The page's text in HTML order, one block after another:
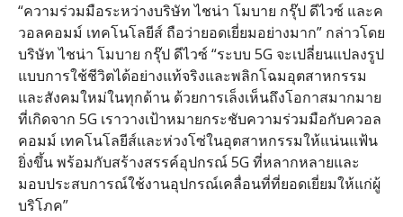
“ความร่วมมือระหว่างบริษัท ไชน่า โมบาย กรุ๊ป ดีไวซ์ และค
วอลคอมม์ เทคโนโลยีส์ ถือว่ายอดเยี่ยมอย่างมาก” กล่าวโดย
บริษัท ไชน่า โมบาย กรุ๊ป ดีไวซ์ “ระบบ 5G จะเปลี่ยนแปลงรูป
แบบการใช้ชีวิตได้อย่างแท้จริงและพลิกโฉมอุตสาหกรรม
และสังคมใหม่ในทุกด้าน ด้วยการเล็งเห็นถึงโอกาสมากมาย
ที่เกิดจาก 5G เราวางเป้าหมายกระชับความร่วมมือกับควอล
คอมม์ เทคโนโลยีส์และห่วงโซ่ในอุตสาหกรรมให้แน่นแฟ้น
ยิ่งขึ้น พร้อมกับสร้างสรรค์อุปกรณ์ 5G ที่หลากหลายและ
มอบประสบการณ์ใช้งานอุปกรณ์เคลื่อนที่ที่ยอดเยี่ยมให้แก่ผู้
บริโภค”